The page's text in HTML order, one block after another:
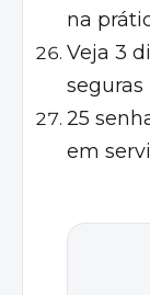
na
Veja 3
25
em